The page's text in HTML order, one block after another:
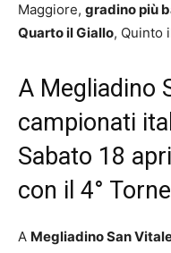
Maggiore, gradino più
Quarto il Giallo, Quinto
A Megliadino
campionati
Sabato 18
con il 4°
A Megliadino San